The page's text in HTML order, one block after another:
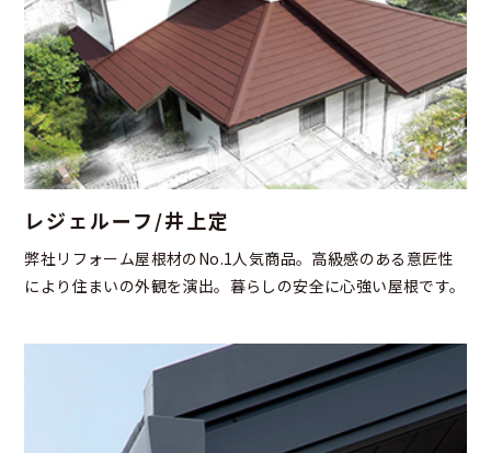
レジェルーフ/井上定
弊社リフォーム屋根材のNo.1人気商品。高級感のある意匠性
により住まいの外観を演出。暮らしの安全に心強い屋根です。